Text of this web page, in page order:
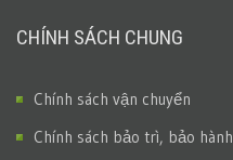
CHÍNH SÁCH CHUNG
Chính sách vận chuyển
Chính sách bảo trì, bảo hành